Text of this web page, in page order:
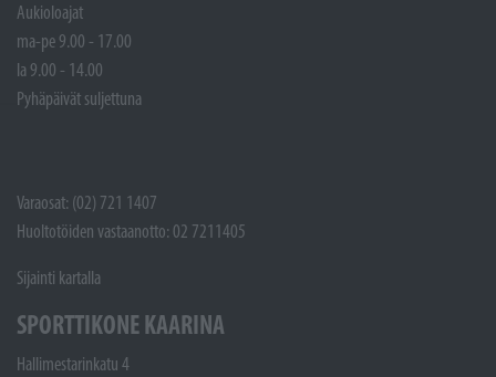
Aukioloajat
ma-pe 9.00 - 17.00
la 9.00 - 14.00
Pyhäpäivät suljettuna
Varaosat: (02) 721 1407
Huoltotöiden vastaanotto: 02 7211405
Sijainti kartalla
SPORTTIKONE KAARINA
Hallimestarinkatu 4